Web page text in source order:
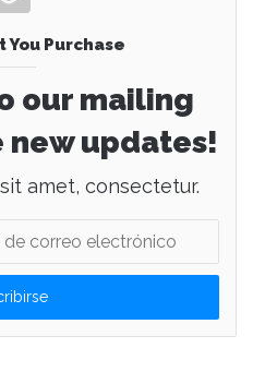
Purchase
our mailing
updates!
amet, consectetur.